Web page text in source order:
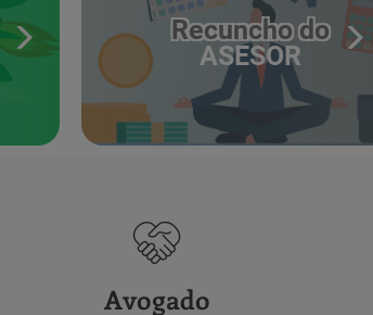
Recuncho do
ASESOR
Avogado